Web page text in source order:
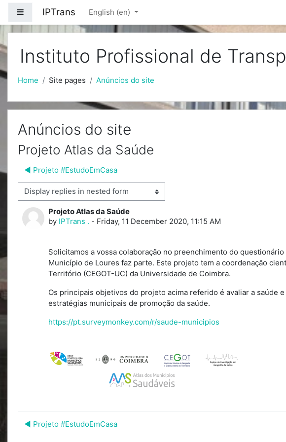
Side panel
IPTrans English ‎(en)‎
Instituto Profissional de
Home Site pages Anúncios do site
Anúncios do site
Projeto Atlas da Saúde
◀︎ Projeto #EstudoEmCasa
mode
Projeto Atlas da Saúde
by IPTrans . - Friday, 11 December 2020, 11:15 AM
Number of replies: 0
Solicitamos a vossa colaboração no preenchimento do
Município de Loures faz parte. Este projeto tem a coordenação
Território (CEGOT-UC) da Universidade de Coimbra.
Os principais objetivos do projeto acima referido é avaliar a saúde
estratégias municipais de promoção da saúde.
https://pt.surveymonkey.com/r/saude-municipios
◀︎ Projeto #EstudoEmCasa